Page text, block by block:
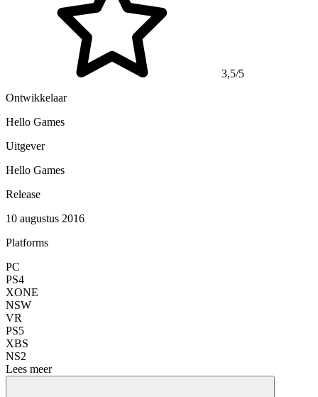
3,5/5
Ontwikkelaar
Hello Games
Uitgever
Hello Games
Release
10 augustus 2016
Platforms
PC
PS4
XONE
NSW
VR
PS5
XBS
NS2
Lees meer